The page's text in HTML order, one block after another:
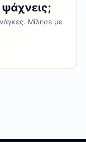
ψάχνεις;
Μίλησε με